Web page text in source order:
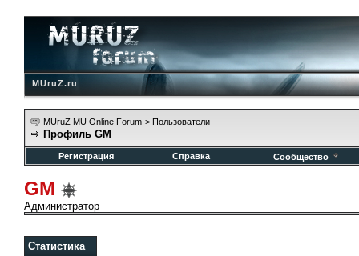
MUruZ.ru
MUruZ MU Online Forum > Пользователи
Профиль GM
Регистрация Справка Сообщество
GM
Администратор
Статистика